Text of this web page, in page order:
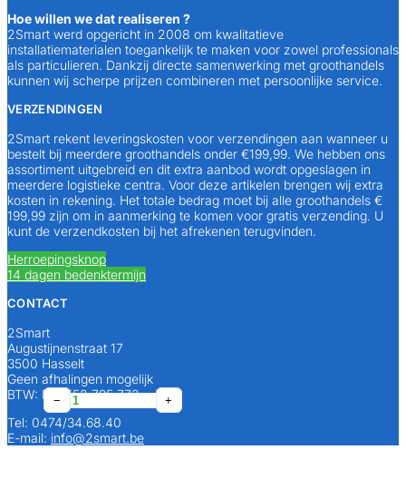
−
100
SPIT
Anker
Fix
+
−
20
SPIT
Anker
Fix
+
−
25
SPIT
Anker
Fix
+
−
50
SPIT
Anker
Fix
+
−
50
SPIT
Anker
Fix
+
Hoe willen we dat realiseren ?
2Smart werd opgericht in 2008 om kwalitatieve
installatiematerialen toegankelijk te maken voor zowel professionals
als particulieren. Dankzij directe samenwerking met groothandels
kunnen wij scherpe prijzen combineren met persoonlijke service.
VERZENDINGEN
2Smart rekent leveringskosten voor verzendingen aan wanneer u
bestelt bij meerdere groothandels onder €199,99. We hebben ons
assortiment uitgebreid en dit extra aanbod wordt opgeslagen in
meerdere logistieke centra. Voor deze artikelen brengen wij extra
kosten in rekening. Het totale bedrag moet bij alle groothandels €
199,99 zijn om in aanmerking te komen voor gratis verzending. U
kunt de verzendkosten bij het afrekenen terugvinden.
Herroepingsknop
14 dagen bedenktermijn
CONTACT
2Smart
Augustijnenstraat 17
3500 Hasselt
Geen afhalingen mogelijk
BTW: BE0552 795 773
Tel: 0474/34.68.40
E-mail: info@2smart.be